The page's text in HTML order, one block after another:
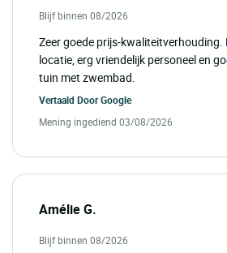
Blijf binnen 08/2026
Zeer goede prijs-kwaliteitverhouding.
locatie, erg vriendelijk personeel en
tuin met zwembad.
Vertaald DoorGoogle
Mening ingediend 03/08/2026
Amélie G.
Blijf binnen 08/2026